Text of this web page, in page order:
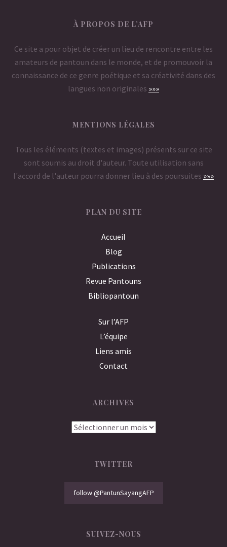
À PROPOS DE L’AFP
Ce site a pour objet de créer un lieu de rencontre entre les
amateurs de pantoun dans le monde, et de promouvoir la
connaissance de ce genre poétique et sa créativité dans des
langues non originales »»»
MENTIONS LÉGALES
Tous les éléments (textes et images) présents sur ce site
sont soumis au droit d'auteur. Toute utilisation sans
l'accord de l'auteur pourra donner lieu à des poursuites »»»
PLAN DU SITE
Accueil
Blog
Publications
Revue Pantouns
Bibliopantoun
Sur l’AFP
L’équipe
Liens amis
Contact
ARCHIVES
Archives
TWITTER
follow @PantunSayangAFP
SUIVEZ-NOUS